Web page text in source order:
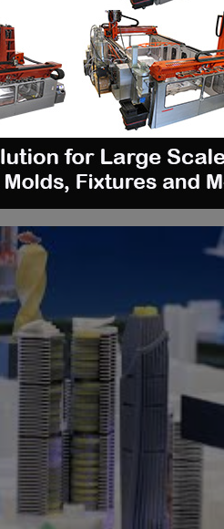
Hong Kong Productivity
ils ne [reproduisent pas
de fonctionnalités. [A la
aimaient la technologie, ils
participeront à des cours
sentiront le même